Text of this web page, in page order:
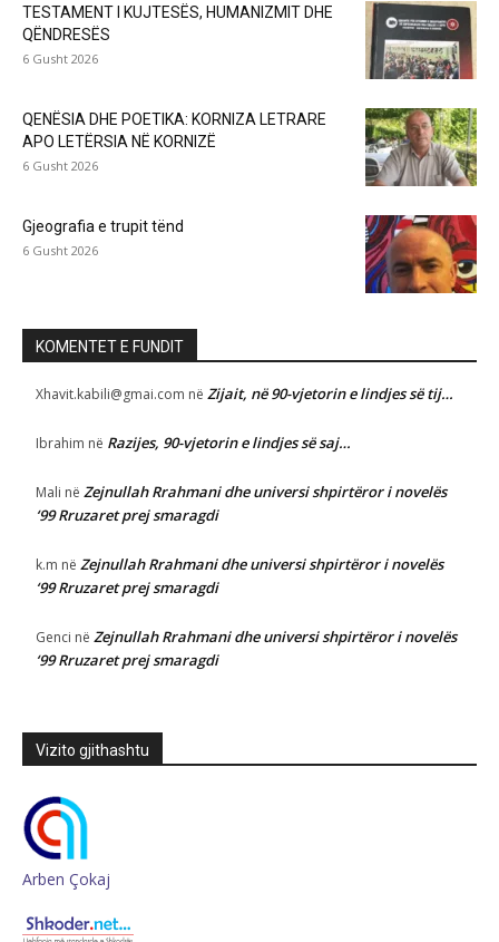
TESTAMENT I KUJTESËS, HUMANIZMIT DHE
QËNDRESËS
6 Gusht 2026
QENËSIA DHE POETIKA: KORNIZA LETRARE
APO LETËRSIA NË KORNIZË
6 Gusht 2026
Gjeografia e trupit tënd
6 Gusht 2026
KOMENTET E FUNDIT
Xhavit.kabili@gmai.com në Zijait, në 90-vjetorin e lindjes së tij…
Ibrahim në Razijes, 90-vjetorin e lindjes së saj…
Mali në Zejnullah Rrahmani dhe universi shpirtëror i novelës
‘99 Rruzaret prej smaragdi
k.m në Zejnullah Rrahmani dhe universi shpirtëror i novelës
‘99 Rruzaret prej smaragdi
Genci në Zejnullah Rrahmani dhe universi shpirtëror i novelës
‘99 Rruzaret prej smaragdi
Vizito gjithashtu
Arben Çokaj